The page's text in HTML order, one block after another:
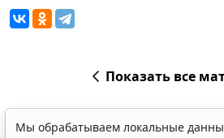
Показать все
Мы обрабатываем локальные